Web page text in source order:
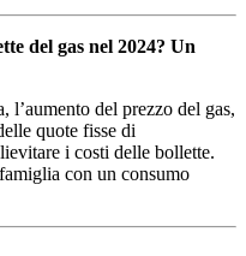
del gas nel 2024? Un
del prezzo del gas,
quote fisse di
i costi delle bollette.
con un consumo